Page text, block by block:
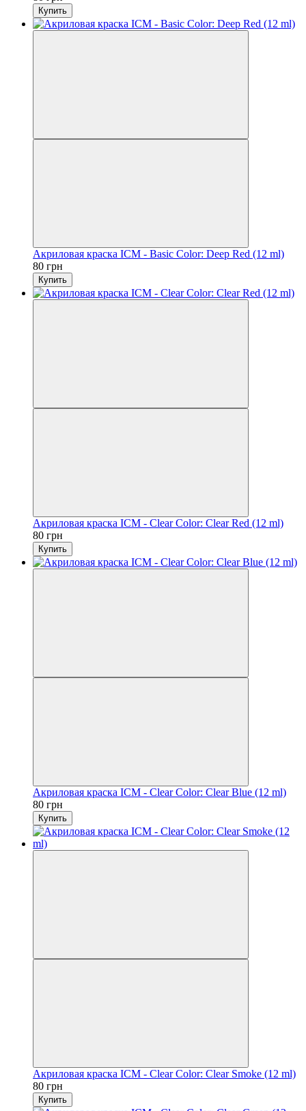
Купить
Акриловая краска ICM - Basic Color: Deep Red (12 ml)
80 грн
Купить
Акриловая краска ICM - Clear Color: Clear Red (12 ml)
80 грн
Купить
Акриловая краска ICM - Clear Color: Clear Blue (12 ml)
80 грн
Купить
Акриловая краска ICM - Clear Color: Clear Smoke (12 ml)
80 грн
Купить